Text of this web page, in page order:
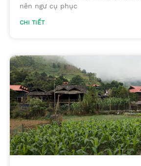
nên ngư cụ phục
CHI TIẾT